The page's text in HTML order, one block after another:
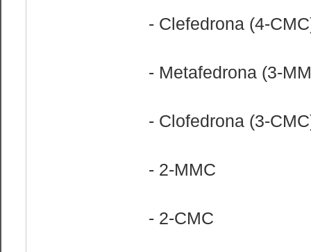
- Clefedrona (4-
- Metafedrona (3-
- Clofedrona (3-
- 2-MMC
- 2-CMC